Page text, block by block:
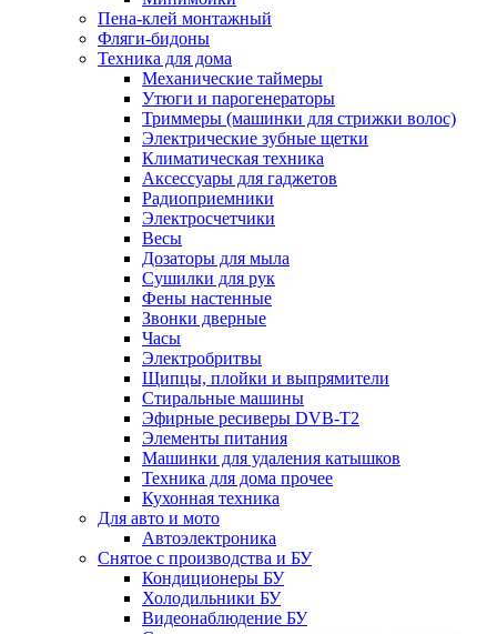
Пена-клей монтажный
Фляги-бидоны
Техника для дома
Механические таймеры
Утюги и парогенераторы
Триммеры (машинки для стрижки волос)
Электрические зубные щетки
Климатическая техника
Аксессуары для гаджетов
Радиоприемники
Электросчетчики
Весы
Дозаторы для мыла
Сушилки для рук
Фены настенные
Звонки дверные
Часы
Электробритвы
Щипцы, плойки и выпрямители
Стиральные машины
Эфирные ресиверы DVB-T2
Элементы питания
Машинки для удаления катышков
Техника для дома прочее
Кухонная техника
Для авто и мото
Автоэлектроника
Снятое с производства и БУ
Кондиционеры БУ
Холодильники БУ
Видеонаблюдение БУ